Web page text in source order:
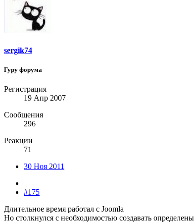
sergik74
Гуру форума
Регистрация
19 Апр 2007
Сообщения
296
Реакции
71
30 Ноя 2011
#175
Длительное время работал с Joomla
Но столкнулся с необходимостью создавать